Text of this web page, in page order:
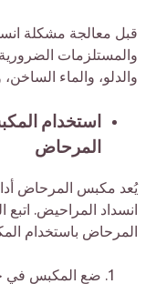
قبل معالجة مشكلة
والمستلزمات
والدلو، والماء الساخن،
استخدام
المرحاض
يُعد مكبس المرحاض
انسداد المراحيض.
المرحاض باستخدام
ضع المكبس في